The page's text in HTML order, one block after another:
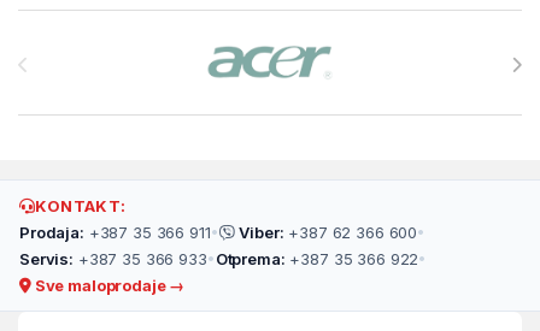
KONTAKT:
Prodaja: +387 35 366 911• Viber: +387 62 366 600•
Servis: +387 35 366 933• Otprema: +387 35 366 922•
Sve maloprodaje →